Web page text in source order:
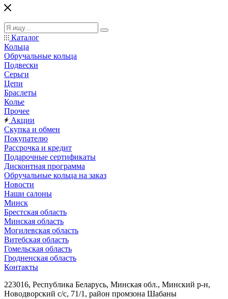
Каталог
Кольца
Обручальные кольца
Подвески
Серьги
Цепи
Браслеты
Колье
Прочее
Акции
Скупка и обмен
Покупателю
Рассрочка и кредит
Подарочные сертификаты
Дисконтная программа
Обручальные кольца на заказ
Новости
Наши салоны
Минск
Брестская область
Минская область
Могилевская область
Витебская область
Гомельская область
Гродненская область
Контакты
223016, Республика Беларусь, Минская обл., Минский р-н,
Новодворский с/с, 71/1, район промзона Шабаны